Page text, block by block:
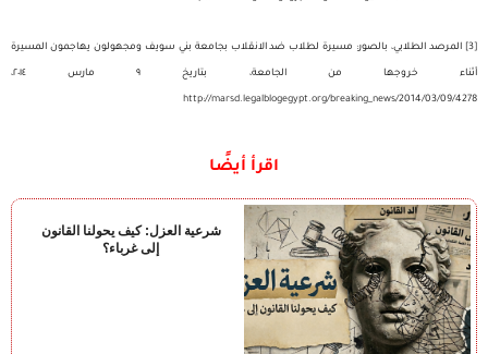
المرصد الطلابي، بالصور: مسيرة لطلاب ضد الانقلاب بجامعة بني سويف ومجهولون يهاجمون المسيرة
أثناء خروجها من الجامعة، بتاريخ ٩ مارس ٢٠١٤،
http://marsd.legalblogegypt.org/breaking_news/2014/03/09/4278
اقرأ أيضًا
شرعية العزل: كيف يحولنا القانون
إلى غرباء؟